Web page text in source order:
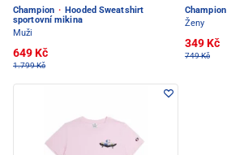
Champion · Hooded Sweatshirt
sportovní mikina
Muži
649 Kč
1.799 Kč
Champion
Ženy
349 Kč
749 Kč